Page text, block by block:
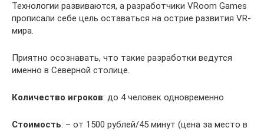
Технологии развиваются, а разработчики VRoom Games
прописали себе цель оставаться на острие развития VR-
мира.
Приятно осознавать, что такие разработки ведутся
именно в Северной столице.
Количество игроков: до 4 человек одновременно
Стоимость: – от 1500 рублей/45 минут (цена за место в